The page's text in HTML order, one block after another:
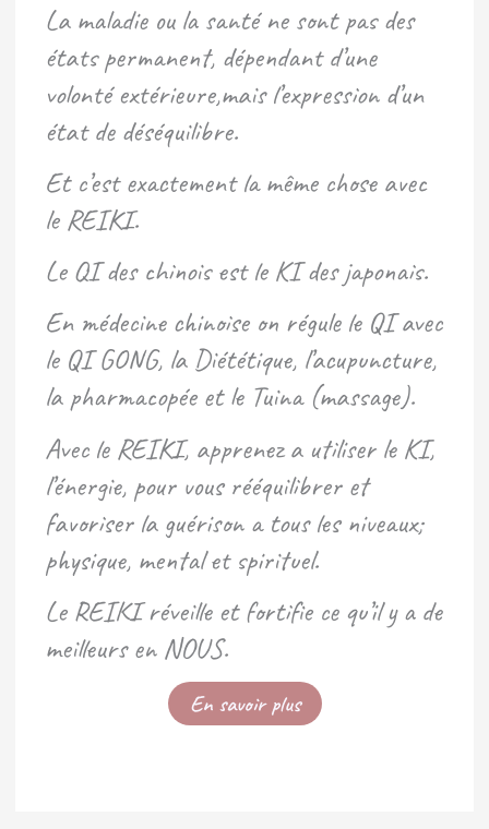
La maladie ou la santé ne sont pas des
états permanent, dépendant d’une
volonté extérieure,mais l’expression d’un
état de déséquilibre.
Et c’est exactement la même chose avec
le REIKI.
Le QI des chinois est le KI des japonais.
En médecine chinoise on régule le QI avec
le QI GONG, la Diététique, l’acupuncture,
la pharmacopée et le Tuina (massage).
Avec le REIKI, apprenez a utiliser le KI,
l’énergie, pour vous rééquilibrer et
favoriser la guérison a tous les niveaux;
physique, mental et spirituel.
Le REIKI réveille et fortifie ce qu’il y a de
meilleurs en NOUS.
En savoir plus